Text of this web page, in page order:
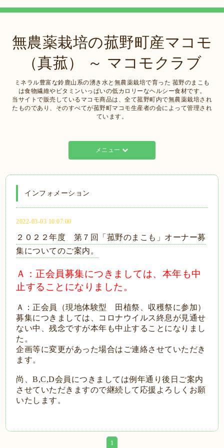
無農薬栽培の菰野町産マコモ
（真菰） ～ マコモクラブ
ミネラル豊富な鈴鹿山系の湧き水と無農薬栽培で育った 菰野のまこも
は食物繊維やビタミンいっぱいの低カロリーなヘルシー食材です。
当サイトで販売しているマコモ商品は、全て菰野町内で無農薬栽培され
たものであり、そのすべてが菰野町マコモ生産者の会によって管理され
ています。
メニュー
インフォメーション
2022-03-03 10:07:00
２０２２年度 第７回「菰野のまこも」オーナー募
集についてのご案内。
Ａ：正会員募集につきましては、本年も中
止することになりました。
Ａ：正会員（現地体験型 田植祭、収穫祭に参加）
募集につきましては、コロナウイルス終息が見通せ
ない中、残念ですが本年も中止することになりまし
た。
企画等に変更があった場合はご連絡させていただき
ます。
尚、B,C,D会員につきましては例年通り後日ご案内
させていただきますので継続して応援よろしくお願
いたします。
1